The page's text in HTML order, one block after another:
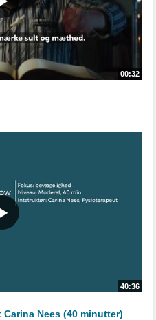
00:32
40:36
Nees (40 minutter)